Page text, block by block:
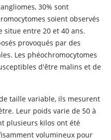
30% sont
soient observés
situe entre 20 et 40 ans.
provoqués par des
Les phéochromocytomes
d'être malins et de
taille variable, ils mesurent
Leur poids varie de 50 à
plusieurs kilos ont été
volumineux pour